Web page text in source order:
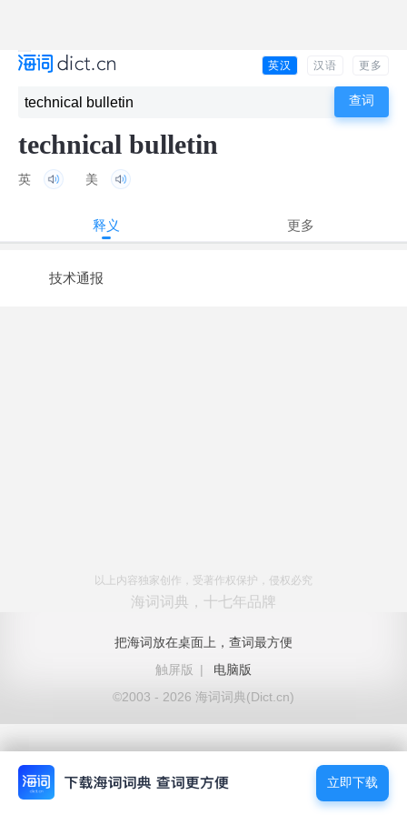
英汉 汉语 更多
technical bulletin
英 美
释义 更多
技术通报
以上内容独家创作，受著作权保护，侵权必究
海词词典，十七年品牌
把海词放在桌面上，查词最方便
触屏版
|
电脑版
©2003 - 2026 海词词典(Dict.cn)
立即下载
立即下载